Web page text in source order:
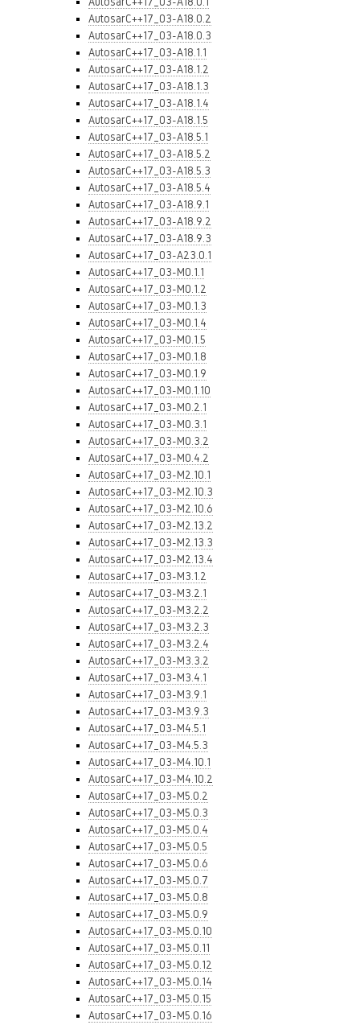
AutosarC++17_03-A18.0.2
AutosarC++17_03-A18.0.3
AutosarC++17_03-A18.1.1
AutosarC++17_03-A18.1.2
AutosarC++17_03-A18.1.3
AutosarC++17_03-A18.1.4
AutosarC++17_03-A18.1.5
AutosarC++17_03-A18.5.1
AutosarC++17_03-A18.5.2
AutosarC++17_03-A18.5.3
AutosarC++17_03-A18.5.4
AutosarC++17_03-A18.9.1
AutosarC++17_03-A18.9.2
AutosarC++17_03-A18.9.3
AutosarC++17_03-A23.0.1
AutosarC++17_03-M0.1.1
AutosarC++17_03-M0.1.2
AutosarC++17_03-M0.1.3
AutosarC++17_03-M0.1.4
AutosarC++17_03-M0.1.5
AutosarC++17_03-M0.1.8
AutosarC++17_03-M0.1.9
AutosarC++17_03-M0.1.10
AutosarC++17_03-M0.2.1
AutosarC++17_03-M0.3.1
AutosarC++17_03-M0.3.2
AutosarC++17_03-M0.4.2
AutosarC++17_03-M2.10.1
AutosarC++17_03-M2.10.3
AutosarC++17_03-M2.10.6
AutosarC++17_03-M2.13.2
AutosarC++17_03-M2.13.3
AutosarC++17_03-M2.13.4
AutosarC++17_03-M3.1.2
AutosarC++17_03-M3.2.1
AutosarC++17_03-M3.2.2
AutosarC++17_03-M3.2.3
AutosarC++17_03-M3.2.4
AutosarC++17_03-M3.3.2
AutosarC++17_03-M3.4.1
AutosarC++17_03-M3.9.1
AutosarC++17_03-M3.9.3
AutosarC++17_03-M4.5.1
AutosarC++17_03-M4.5.3
AutosarC++17_03-M4.10.1
AutosarC++17_03-M4.10.2
AutosarC++17_03-M5.0.2
AutosarC++17_03-M5.0.3
AutosarC++17_03-M5.0.4
AutosarC++17_03-M5.0.5
AutosarC++17_03-M5.0.6
AutosarC++17_03-M5.0.7
AutosarC++17_03-M5.0.8
AutosarC++17_03-M5.0.9
AutosarC++17_03-M5.0.10
AutosarC++17_03-M5.0.11
AutosarC++17_03-M5.0.12
AutosarC++17_03-M5.0.14
AutosarC++17_03-M5.0.15
AutosarC++17_03-M5.0.16